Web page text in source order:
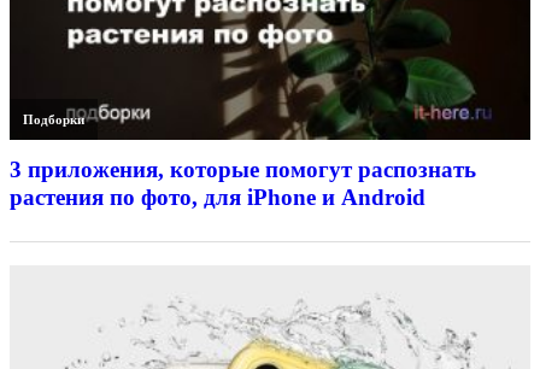
Подборки
3 приложения, которые помогут распознать
растения по фото, для iPhone и Android